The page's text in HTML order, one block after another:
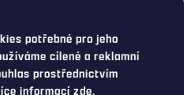
potřebné pro jeho
cílené a reklamní
prostřednictvím
informacízde.